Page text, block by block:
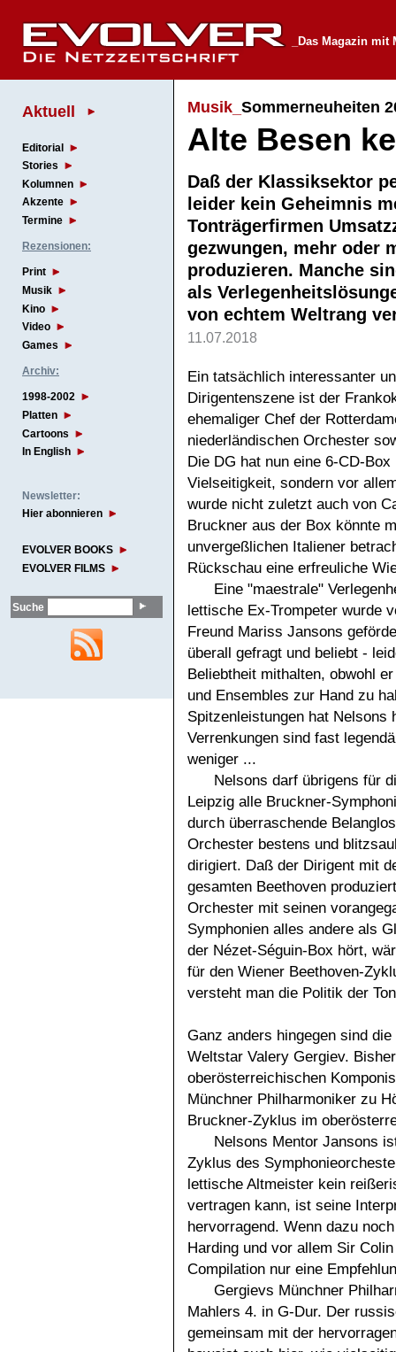
_Das Magazin mit
Aktuell
Editorial
Stories
Kolumnen
Akzente
Termine
Rezensionen:
Print
Musik
Kino
Video
Games
Archiv:
1998-2002
Platten
Cartoons
In English
Newsletter:
Hier abonnieren
EVOLVER BOOKS
EVOLVER FILMS
Suche
Musik_ Sommerneuheiten
Alte Besen
Daß der Klassiksektor
leider kein Geheimnis
Tonträgerfirmen
gezwungen, mehr oder
produzieren. Manche
als
von echtem Weltrang
11.07.2018
Ein tatsächlich interessanter
Dirigentenszene ist der
ehemaliger Chef der
niederländischen Orchester
Die DG hat nun eine 6-CD-
Vielseitigkeit, sondern vor
wurde nicht zuletzt auch von
Bruckner aus der Box könnte
unvergeßlichen Italiener
Rückschau eine erfreuliche
Eine "maestrale"
lettische Ex-Trompeter wurde
Freund Mariss Jansons
überall gefragt und beliebt -
Beliebtheit mithalten, obwohl
und Ensembles zur Hand zu
Spitzenleistungen hat Nelsons
Verrenkungen sind fast
weniger ...
Nelsons darf übrigens für
Leipzig alle Bruckner-
durch überraschende
Orchester bestens und
dirigiert. Daß der Dirigent mit
gesamten Beethoven
Orchester mit seinen
Symphonien alles andere als
der Nézet-Séguin-Box hört,
für den Wiener Beethoven-
versteht man die Politik der
Ganz anders hingegen sind
Weltstar Valery Gergiev.
oberösterreichischen
Münchner Philharmoniker zu
Bruckner-Zyklus im
Nelsons Mentor Jansons
Zyklus des
lettische Altmeister kein
vertragen kann, ist seine
hervorragend. Wenn dazu
Harding und vor allem Sir
Compilation nur eine
Gergievs Münchner
Mahlers 4. in G-Dur. Der
gemeinsam mit der